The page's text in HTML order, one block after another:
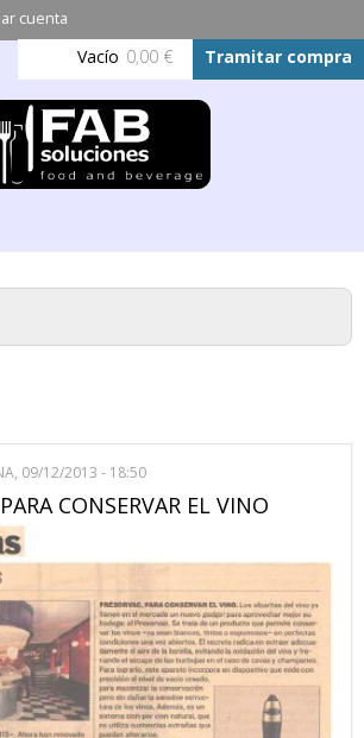
Pasar al
contenido
principal
cuenta
Vacío 0,00 € Tramitar compra
usted aquí
, 09/12/2013 - 18:50
CONSERVAR EL VINO